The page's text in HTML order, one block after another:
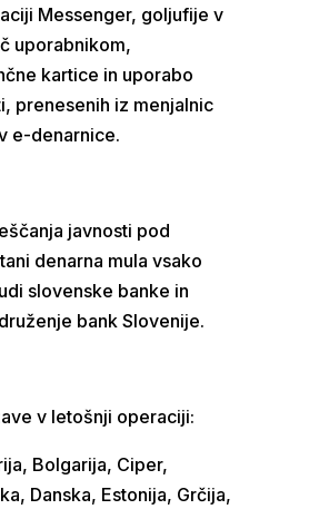
Messenger, goljufije v
uporabnikom,
kartice in uporabo
prenesenih iz menjalnic
e-denarnice.
javnosti pod
denarna mula vsako
slovenske banke in
bank Slovenije.
v letošnji operaciji:
Bolgarija, Ciper,
Danska, Estonija, Grčija,